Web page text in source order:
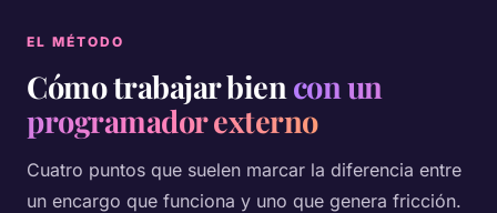
EL MÉTODO
Cómo trabajar bien con un
programador externo
Cuatro puntos que suelen marcar la diferencia entre
un encargo que funciona y uno que genera fricción.